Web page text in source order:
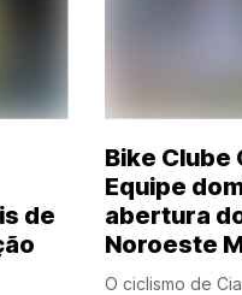
de
Bike Clube
Equipe
abertura
Noroeste
O ciclismo de